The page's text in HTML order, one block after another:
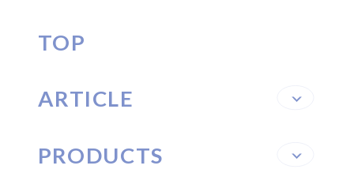
TOP
ARTICLE
PRODUCTS